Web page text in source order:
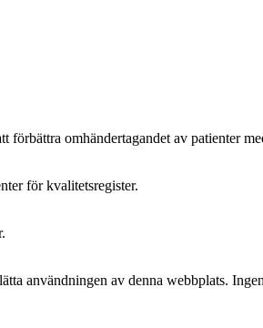
omhändertagandet av patienter
för kvalitetsregister.
användningen av denna webbplats.